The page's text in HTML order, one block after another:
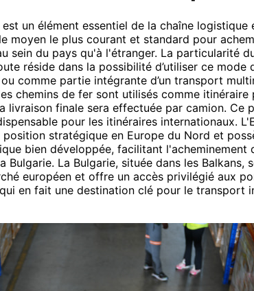
un élément essentiel de la chaîne logistique
moyen le plus courant et standard pour
sein du pays qu'à l'étranger. La particularité
réside dans la possibilité d’utiliser ce mode
ou comme partie intégrante d’un transport
chemins de fer sont utilisés comme itinéraire
livraison finale sera effectuée par camion. Ce
pour les itinéraires internationaux.
stratégique en Europe du Nord et
bien développée, facilitant l'acheminement
Bulgarie. La Bulgarie, située dans les Balkans,
européen et offre un accès privilégié aux
en fait une destination clé pour le transport